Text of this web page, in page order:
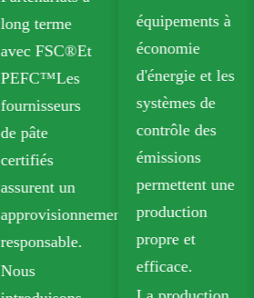
long terme
avec FSC®Et
PEFC™Les
fournisseurs
de pâte
certifiés
assurent un
approvisionnement
responsable.
Nous
équipements à
économie
d'énergie et les
systèmes de
contrôle des
émissions
permettent une
production
propre et
efficace.